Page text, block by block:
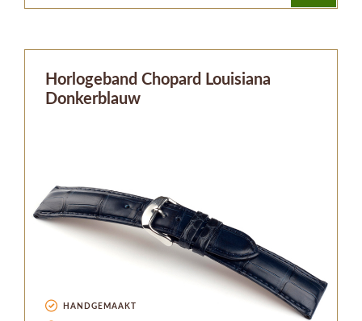
Horlogeband Chopard Louisiana
Donkerblauw
HANDGEMAAKT